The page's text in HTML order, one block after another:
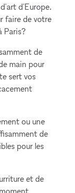
d'Europe.
faire de votre
Paris?
de
main pour
sert vos
ou une
de
pour les
et de